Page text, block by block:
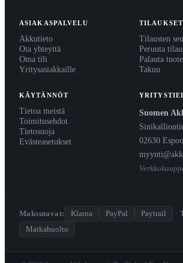
ASIAKASPALVELU
Akkutieto
Ota yhteyttä
Oma tili
Yritysasiakkaille
TILAUKSET
Tilausten
Peruuta
Palauta
Takuu
KÄYTÄNNÖT
Tietoa meistä
Toimitusehdot
Tietosuoja
Evästeasetukset
Suomen
02630 Espoo
Maksutavat: Klarna PayPal Paytrail ·
Matkahuolto